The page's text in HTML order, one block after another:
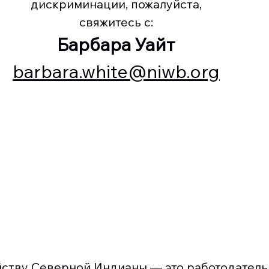
дискриминации, пожалуйста,
свяжитесь с:
Барбара Уайт
barbara.white@niwb.org